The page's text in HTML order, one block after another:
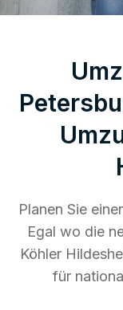
Planen Sie
Egal wo die
Köhler
für